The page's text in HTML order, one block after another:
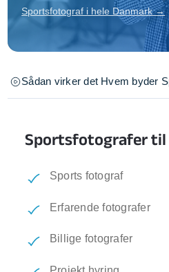
Sportsfotograf i hele Danmark →
Sådan virker det Hvem byder
Sportsfotografer til
Sports fotograf
Erfarende fotografer
Billige fotografer